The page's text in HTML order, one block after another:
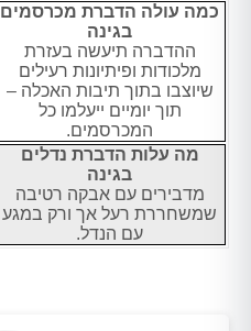
כמה עולה הדברת מכרסמים
בגינה
ההדברה תיעשה בעזרת
מלכודות ופיתיונות רעילים
שיוצבו בתוך תיבות האכלה –
תוך יומיים ייעלמו כל
המכרסמים.
מה עלות הדברת נדלים
בגינה
מדבירים עם אבקה רטיבה
שמשחררת רעל אך ורק במגע
עם הנדל.